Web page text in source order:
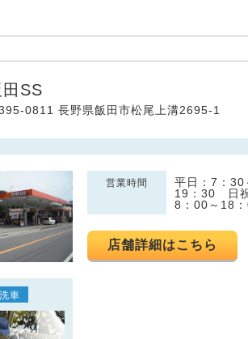
SS
0811 長野県飯田市松尾上溝2695-1
営業時間
平日：7：30
19：30 日祝
8：00～18
店舗詳細はこちら
車